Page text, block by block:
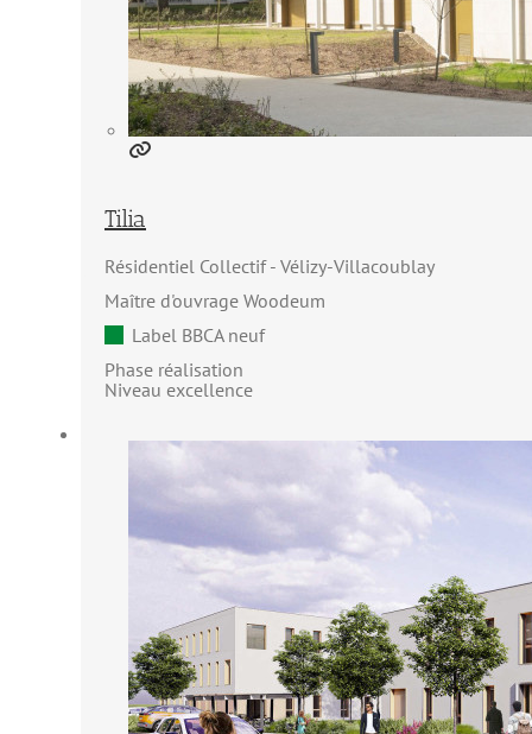
Tilia
Résidentiel Collectif Vélizy-Villacoublay
Maître d'ouvrage Woodeum
Label BBCA neuf
Phase réalisation
Niveau excellence